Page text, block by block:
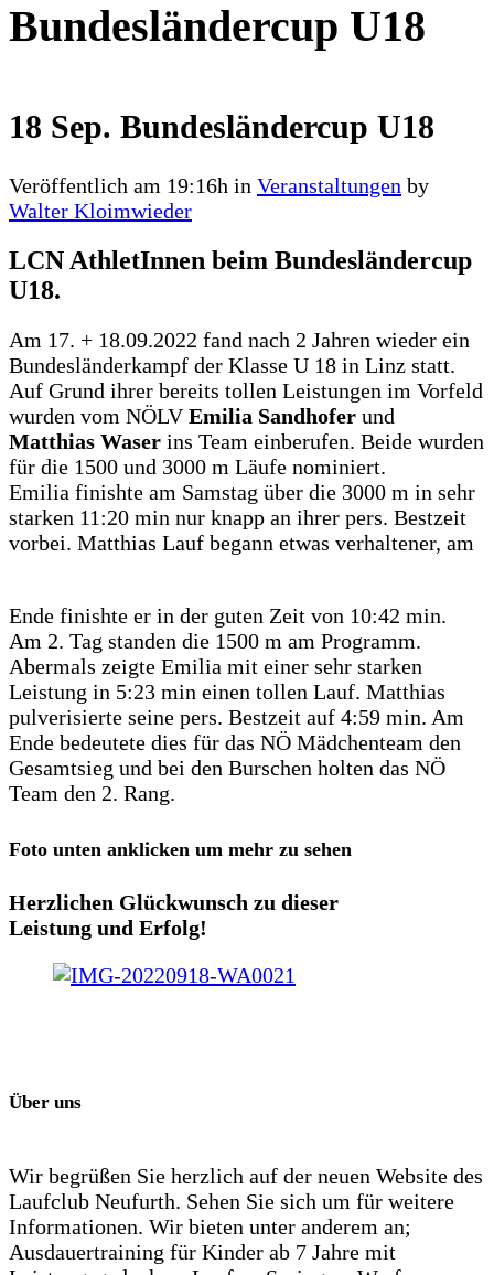
Bundesländercup U18
18 Sep. Bundesländercup U18
Veröffentlich am 19:16h in Veranstaltungen by
Walter Kloimwieder
LCN AthletInnen beim Bundesländercup
U18.
Am 17. + 18.09.2022 fand nach 2 Jahren wieder ein
Bundesländerkampf der Klasse U 18 in Linz statt.
Auf Grund ihrer bereits tollen Leistungen im Vorfeld
wurden vom NÖLVEmilia Sandhofer und
Matthias Waser ins Team einberufen. Beide wurden
für die 1500 und 3000 m Läufe nominiert.
Emilia finishte am Samstag über die 3000 m in sehr
starken 11:20 min nur knapp an ihrer pers. Bestzeit
vorbei. Matthias Lauf begann etwas verhaltener, am
Ende finishte er in der guten Zeit von 10:42 min.
Am 2. Tag standen die 1500 m am Programm.
Abermals zeigte Emilia mit einer sehr starken
Leistung in 5:23 min einen tollen Lauf. Matthias
pulverisierte seine pers. Bestzeit auf 4:59 min. Am
Ende bedeutete dies für das NÖ Mädchenteam den
Gesamtsieg und bei den Burschen holten das NÖ
Team den 2. Rang.
Foto unten anklicken um mehr zu sehen
Herzlichen Glückwunsch zu dieser
Leistung und Erfolg!
Über uns
Wir begrüßen Sie herzlich auf der neuen Website des
Laufclub Neufurth. Sehen Sie sich um für weitere
Informationen. Wir bieten unter anderem an;
Ausdauertraining für Kinder ab 7 Jahre mit